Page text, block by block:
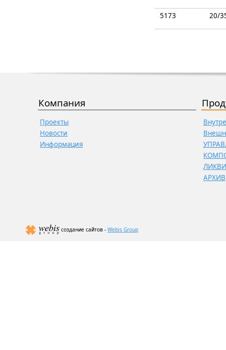
5173 20/
Компания
Проекты
Новости
Информация
АРХИВ
создание сайтов - Webis Group